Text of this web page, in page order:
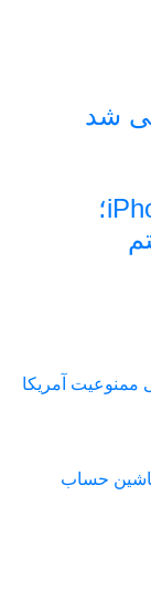
آخرین تصاویر لو رفته از iPhone 7؛
ممنوعیت آمریکا
حساب